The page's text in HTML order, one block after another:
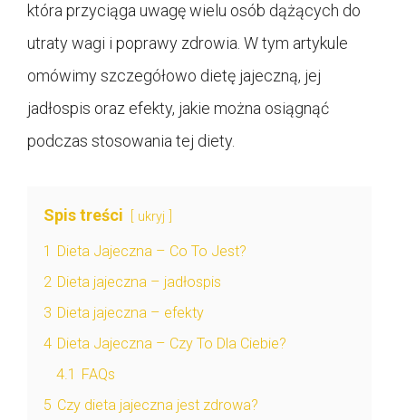
która przyciąga uwagę wielu osób dążących do
utraty wagi i poprawy zdrowia. W tym artykule
omówimy szczegółowo dietę jajeczną, jej
jadłospis oraz efekty, jakie można osiągnąć
podczas stosowania tej diety.
Spis treści ukryj
1 Dieta Jajeczna – Co To Jest?
2 Dieta jajeczna – jadłospis
3 Dieta jajeczna – efekty
4 Dieta Jajeczna – Czy To Dla Ciebie?
4.1 FAQs
5 Czy dieta jajeczna jest zdrowa?